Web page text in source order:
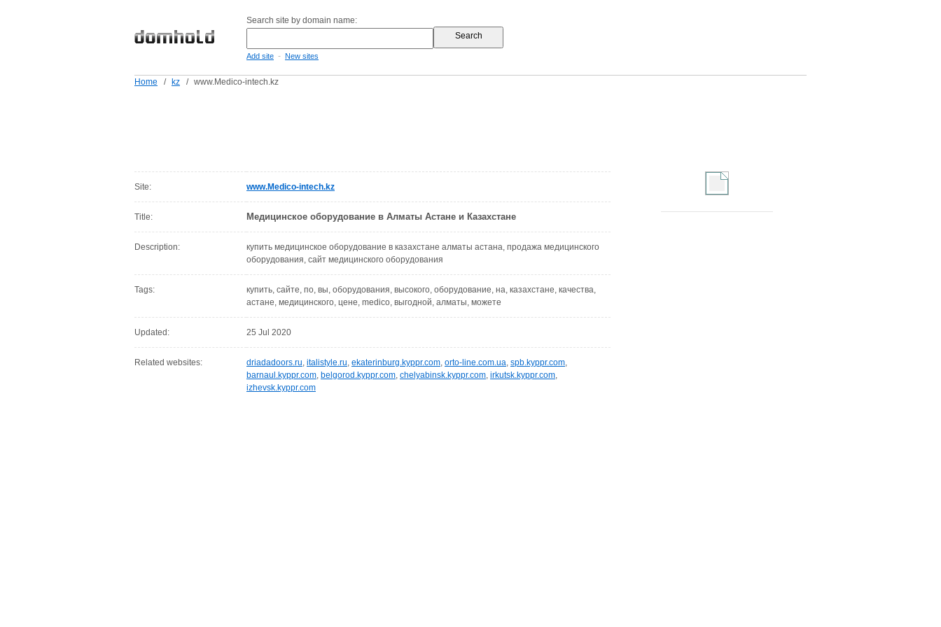
Search site by domain name:
Add site - New sites
Home / kz / www.Medico-intech.kz
Site: www.Medico-intech.kz
Title: Медицинское оборудование в Алматы Астане и Казахстане
Description:
купить медицинское оборудование в казахстане алматы астана, продажа медицинского
оборудования, сайт медицинского оборудования
Tags:
купить, сайте, по, вы, оборудования, высокого, оборудование, на, казахстане, качества,
астане, медицинского, цене, medico, выгодной, алматы, можете
Updated: 25 Jul 2020
Related websites: driadadoors.ru, italistyle.ru, ekaterinburg.kyppr.com, orto-line.com.ua, spb.kyppr.com,
barnaul.kyppr.com, belgorod.kyppr.com, chelyabinsk.kyppr.com, irkutsk.kyppr.com,
izhevsk.kyppr.com